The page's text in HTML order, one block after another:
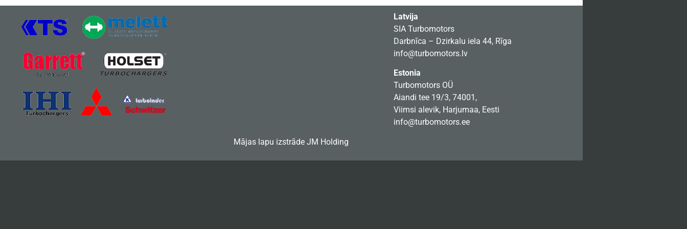
Mājas lapu izstrāde JM Holding
Latvija
SIA Turbomotors
Darbnīca – Dzirkalu iela 44, Rīga
info@turbomotors.lv
Estonia
Turbomotors OÜ
Aiandi tee 19/3, 74001,
Viimsi alevik, Harjumaa, Eesti
info@turbomotors.ee